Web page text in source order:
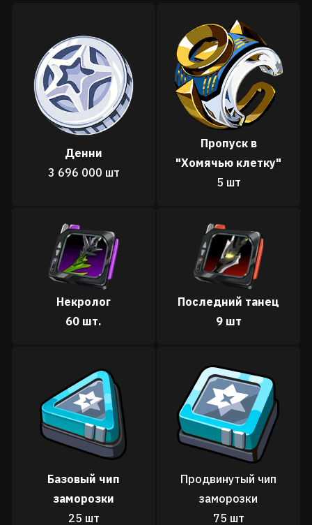
Денни
3 696 000 шт
Пропуск в
"Хомячью клетку"
5 шт
Некролог
60 шт.
Последний танец
9 шт
Базовый чип
заморозки
25 шт
Продвинутый чип
заморозки
75 шт